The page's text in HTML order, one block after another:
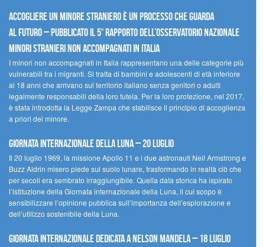
Accogliere un minore straniero è un processo che guarda
al futuro – Pubblicato il 5° rapporto dell’Osservatorio Nazionale
Minori Stranieri Non Accompagnati in Italia
I minori non accompagnati in Italia rappresentano una delle categorie più
vulnerabili tra i migranti. Si tratta di bambini e adolescenti di età inferiore
ai 18 anni che arrivano sul territorio italiano senza genitori o adulti
legalmente responsabili della loro tutela. Per la loro protezione, nel 2017,
è stata introdotta la Legge Zampa che stabilisce il principio di accoglienza
a priori del minore.
Giornata Internazionale della Luna – 20 luglio
Il 20 luglio 1969, la missione Apollo 11 e i due astronauti Neil Armstrong e
Buzz Aldrin misero piede sul suolo lunare, trasformando in realtà ciò che
per secoli era sembrato irraggiungibile. Quella data storica ha ispirato
l’istituzione della Giornata internazionale della Luna, il cui scopo è
sensibilizzare l’opinione pubblica sull’importanza dell’esplorazione e
dell’utilizzo sostenibile della Luna.
Giornata internazionale dedicata a Nelson Mandela – 18 luglio